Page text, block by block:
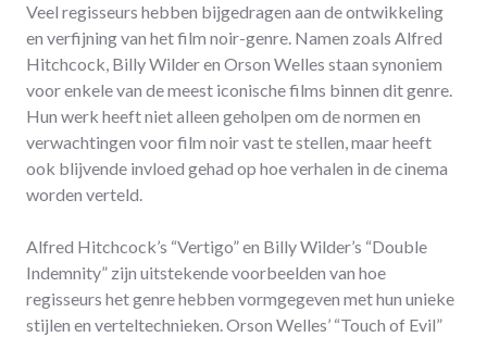
Veel regisseurs hebben bijgedragen aan de ontwikkeling
en verfijning van het film noir-genre. Namen zoals Alfred
Hitchcock, Billy Wilder en Orson Welles staan synoniem
voor enkele van de meest iconische films binnen dit genre.
Hun werk heeft niet alleen geholpen om de normen en
verwachtingen voor film noir vast te stellen, maar heeft
ook blijvende invloed gehad op hoe verhalen in de cinema
worden verteld.
Alfred Hitchcock’s “Vertigo” en Billy Wilder’s “Double
Indemnity” zijn uitstekende voorbeelden van hoe
regisseurs het genre hebben vormgegeven met hun unieke
stijlen en verteltechnieken. Orson Welles’ “Touch of Evil”